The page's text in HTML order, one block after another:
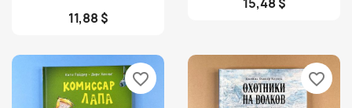
11,88 $
favorite_border favorite_border